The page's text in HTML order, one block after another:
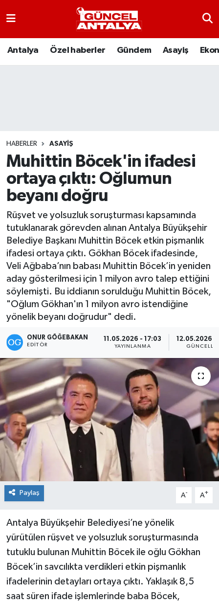
Antalya Özel haberler Gündem Asayiş
HABERLER ASAYIŞ
Muhittin Böcek'in ifadesi
ortaya çıktı: Oğlumun
beyanı doğru
Rüşvet ve yolsuzluk soruşturması kapsamında
tutuklanarak görevden alınan Antalya Büyükşehir
Belediye Başkanı Muhittin Böcek etkin pişmanlık
ifadesi ortaya çıktı. Gökhan Böcek ifadesinde,
Veli Ağbaba’nın babası Muhittin Böcek’in yeniden
aday gösterilmesi için 1 milyon avro talep ettiğini
söylemişti. Bu iddianın sorulduğu Muhittin Böcek,
"Oğlum Gökhan'ın 1 milyon avro istendiğine
yönelik beyanı doğrudur" dedi.
ONUR GÖĞEBAKAN
EDITÖR
11.05.2026 - 17:03
YAYINLANMA
12.05.2026 -
Paylaş A- A+
Antalya Büyükşehir Belediyesi’ne yönelik
yürütülen rüşvet ve yolsuzluk soruşturmasında
tutuklu bulunan Muhittin Böcek ile oğlu Gökhan
Böcek’in savcılıkta verdikleri etkin pişmanlık
ifadelerinin detayları ortaya çıktı. Yaklaşık 8,5
saat süren ifade işlemlerinde baba Böcek,
Antalya
Eğitim
Ekonomi
Gündem
Kültür-Sanat
Magazin
Özel haberler
Sağlık
Siyaset
Spor
Nöbetçi Eczaneler
Tüm Manşetler
Son Dakika Haberleri
Haber Arşivi